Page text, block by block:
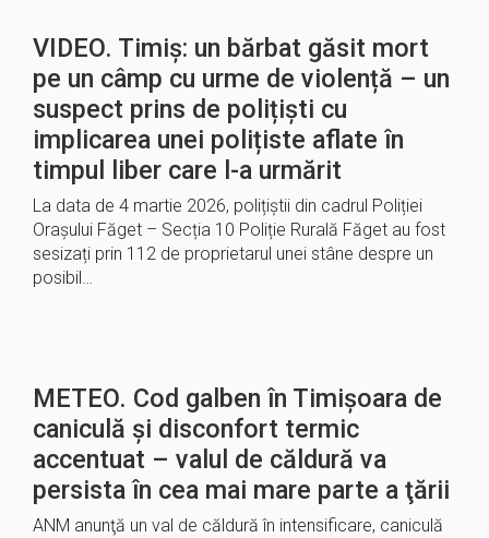
VIDEO. Timiș: un bărbat găsit mort
pe un câmp cu urme de violență – un
suspect prins de polițiști cu
implicarea unei polițiste aflate în
timpul liber care l-a urmărit
La data de 4 martie 2026, polițiștii din cadrul Poliției
Orașului Făget – Secția 10 Poliție Rurală Făget au fost
sesizați prin 112 de proprietarul unei stâne despre un
posibil…
METEO. Cod galben în Timișoara de
caniculă și disconfort termic
accentuat – valul de căldură va
persista în cea mai mare parte a ţării
ANM anunţă un val de căldură în intensificare, caniculă